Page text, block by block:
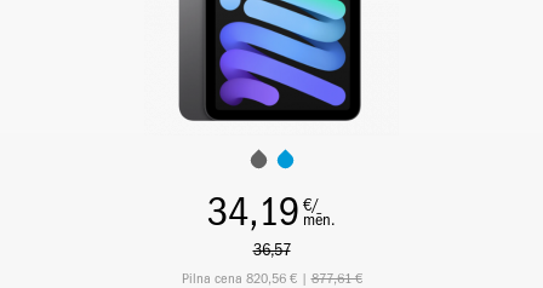
34,19 €/
mēn.
36,57
Pilna cena 820,56 € |877,61 €